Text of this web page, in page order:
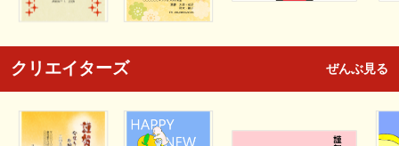
クリエイターズ ぜんぶ見る